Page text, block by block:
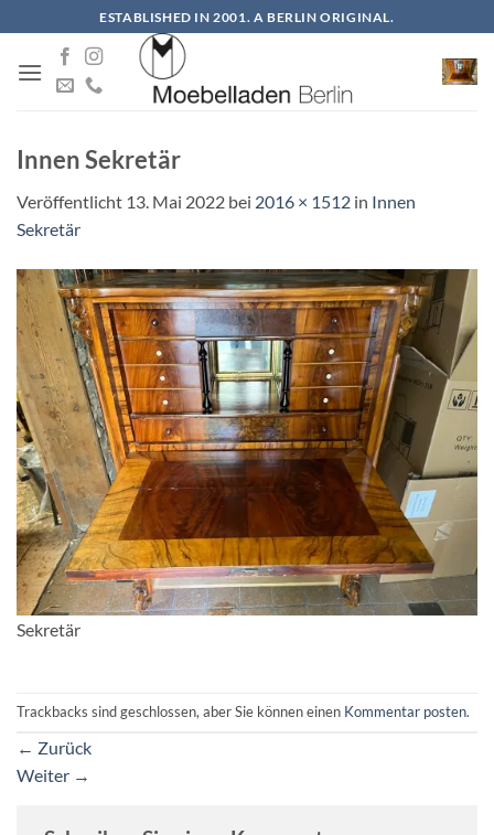
Inhalt
springen
ESTABLISHED IN 2001. A BERLIN ORIGINAL.
Innen Sekretär
Veröffentlicht 13. Mai 2022 bei 2016 × 1512 in Innen
Sekretär
Sekretär
Trackbacks sind geschlossen, aber Sie können einen Kommentar posten.
← Zurück
Weiter →